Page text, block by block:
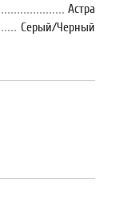
Астра
Серый/Черный